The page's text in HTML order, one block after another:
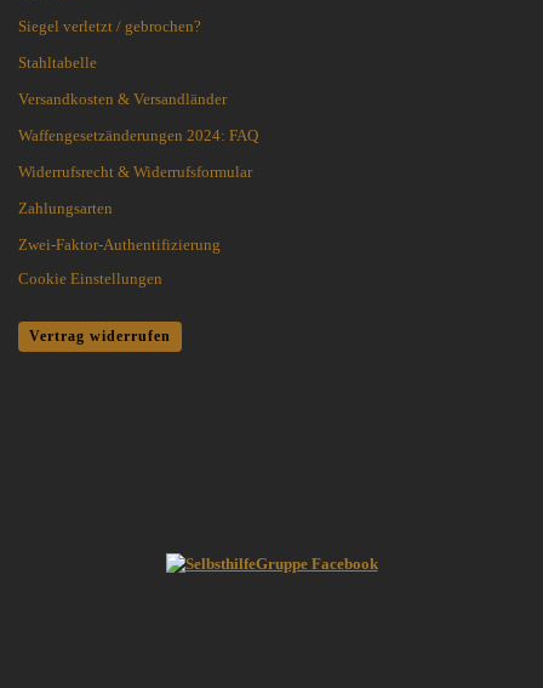
Siegel verletzt / gebrochen?
Stahltabelle
Versandkosten & Versandländer
Waffengesetzänderungen 2024: FAQ
Widerrufsrecht & Widerrufsformular
Zahlungsarten
Zwei-Faktor-Authentifizierung
Cookie Einstellungen
Vertrag widerrufen